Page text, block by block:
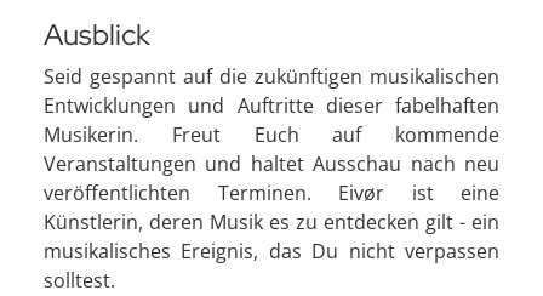
Ausblick
Seid gespannt auf die zukünftigen musikalischen
Entwicklungen und Auftritte dieser fabelhaften
Musikerin. Freut Euch auf kommende
Veranstaltungen und haltet Ausschau nach neu
veröffentlichten Terminen. Eivør ist eine
Künstlerin, deren Musik es zu entdecken gilt - ein
musikalisches Ereignis, das Du nicht verpassen
solltest.